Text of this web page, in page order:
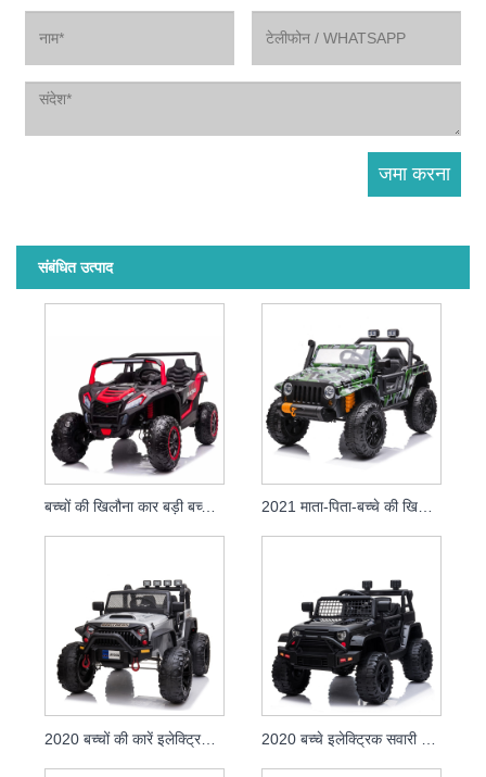
संबंधित उत्पाद
बच्चों की खिलौना कार बड़ी बच्चों की सवारी कार बैटरी पावर इलेक्ट्रिक कार यूटीवी
2020 बच्चों की कारें इलेक्ट्रिक राइड ऑन 12v बैटरी के साथ